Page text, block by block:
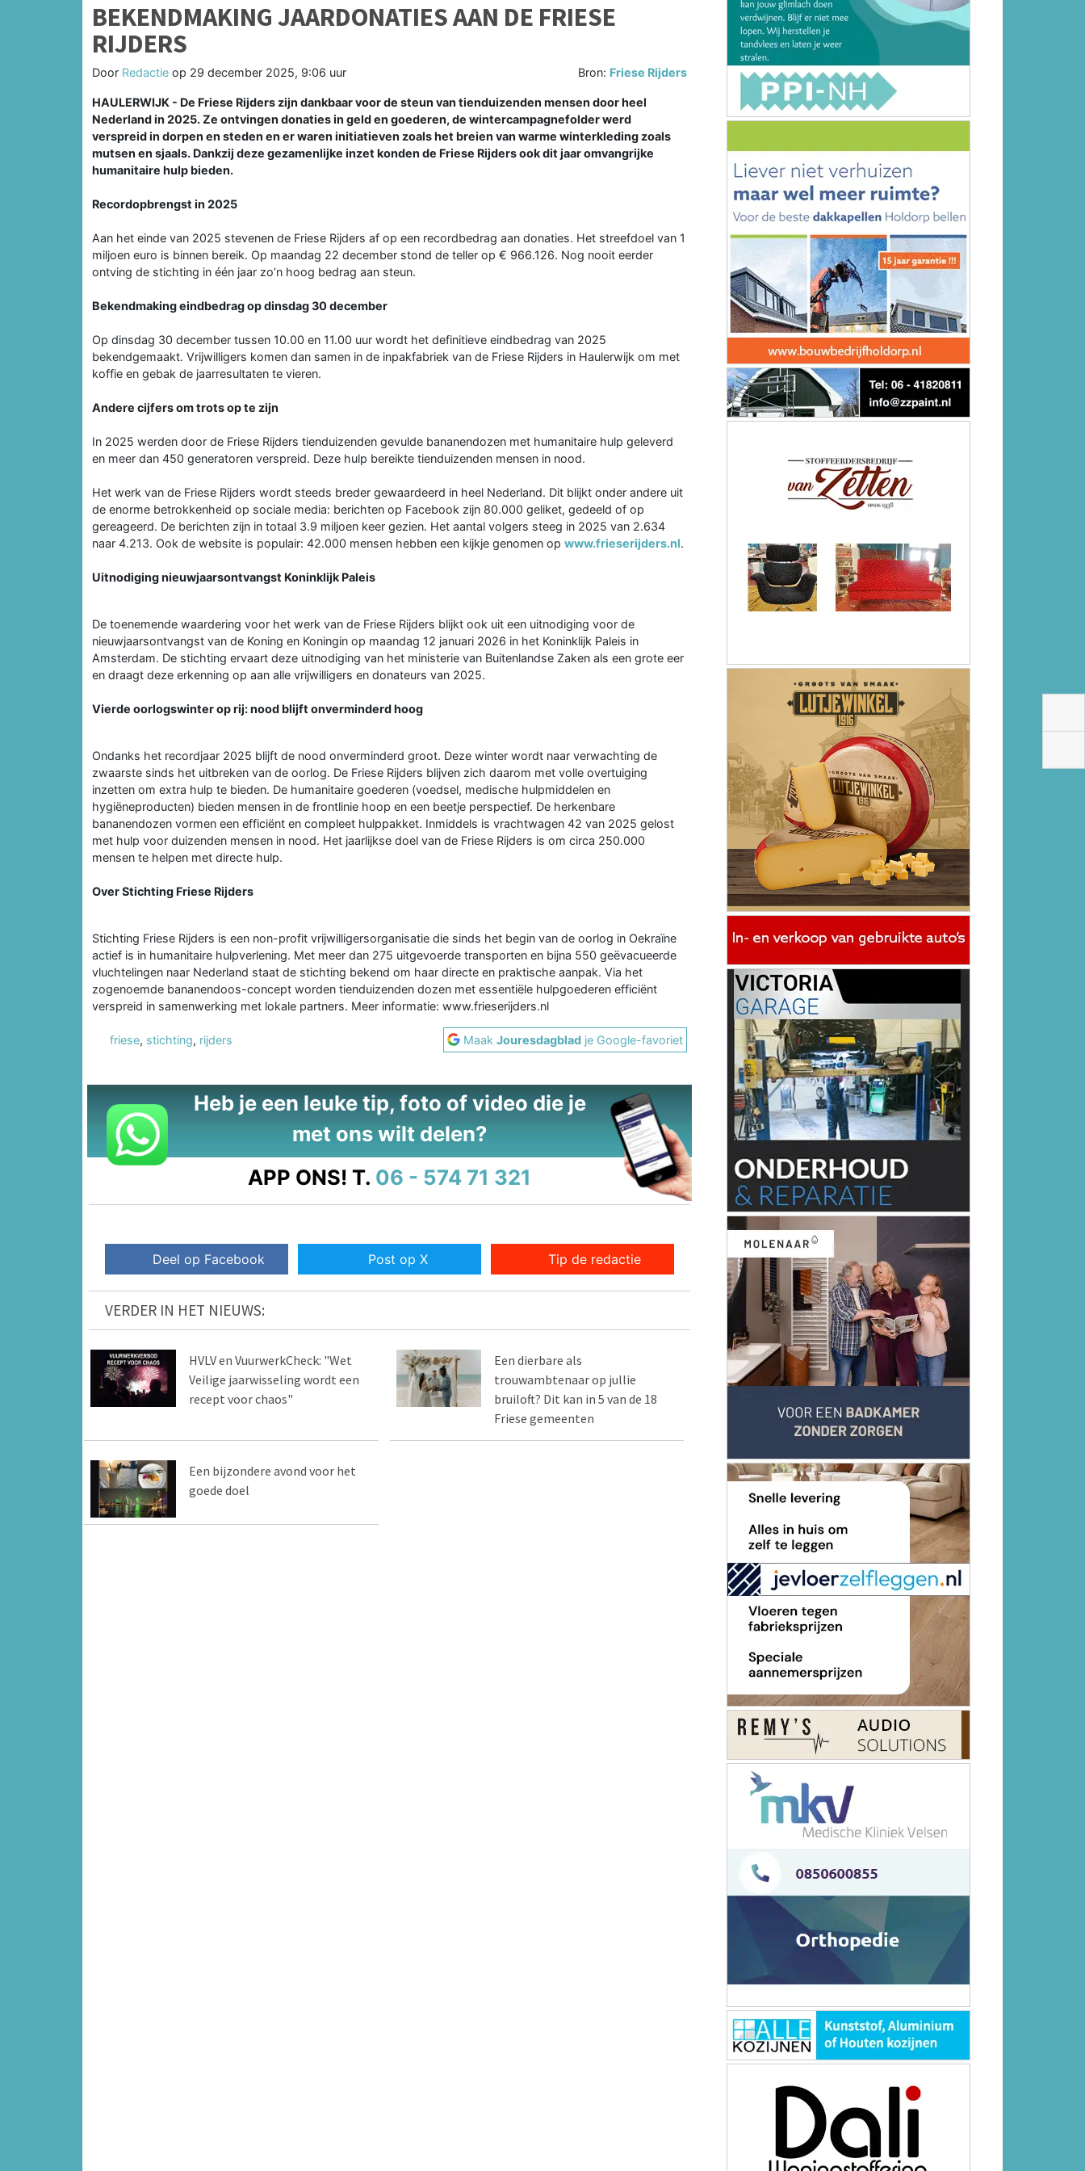
BEKENDMAKING JAARDONATIES AAN DE FRIESE
RIJDERS
Door Redactie op 29 december 2025, 9:06 uur Bron: Friese Rijders
HAULERWIJK - De Friese Rijders zijn dankbaar voor de steun van tienduizenden mensen door heel
Nederland in 2025. Ze ontvingen donaties in geld en goederen, de wintercampagnefolder werd
verspreid in dorpen en steden en er waren initiatieven zoals het breien van warme winterkleding zoals
mutsen en sjaals. Dankzij deze gezamenlijke inzet konden de Friese Rijders ook dit jaar omvangrijke
humanitaire hulp bieden.
Recordopbrengst in 2025
Aan het einde van 2025 stevenen de Friese Rijders af op een recordbedrag aan donaties. Het streefdoel van 1
miljoen euro is binnen bereik. Op maandag 22 december stond de teller op € 966.126. Nog nooit eerder
ontving de stichting in één jaar zo’n hoog bedrag aan steun.
Bekendmaking eindbedrag op dinsdag 30 december
Op dinsdag 30 december tussen 10.00 en 11.00 uur wordt het definitieve eindbedrag van 2025
bekendgemaakt. Vrijwilligers komen dan samen in de inpakfabriek van de Friese Rijders in Haulerwijk om met
koffie en gebak de jaarresultaten te vieren.
Andere cijfers om trots op te zijn
In 2025 werden door de Friese Rijders tienduizenden gevulde bananendozen met humanitaire hulp geleverd
en meer dan 450 generatoren verspreid. Deze hulp bereikte tienduizenden mensen in nood.
Het werk van de Friese Rijders wordt steeds breder gewaardeerd in heel Nederland. Dit blijkt onder andere uit
de enorme betrokkenheid op sociale media: berichten op Facebook zijn 80.000 geliket, gedeeld of op
gereageerd. De berichten zijn in totaal 3.9 miljoen keer gezien. Het aantal volgers steeg in 2025 van 2.634
naar 4.213. Ook de website is populair: 42.000 mensen hebben een kijkje genomen op www.frieserijders.nl.
Uitnodiging nieuwjaarsontvangst Koninklijk Paleis
De toenemende waardering voor het werk van de Friese Rijders blijkt ook uit een uitnodiging voor de
nieuwjaarsontvangst van de Koning en Koningin op maandag 12 januari 2026 in het Koninklijk Paleis in
Amsterdam. De stichting ervaart deze uitnodiging van het ministerie van Buitenlandse Zaken als een grote eer
en draagt deze erkenning op aan alle vrijwilligers en donateurs van 2025.
Vierde oorlogswinter op rij: nood blijft onverminderd hoog
Ondanks het recordjaar 2025 blijft de nood onverminderd groot. Deze winter wordt naar verwachting de
zwaarste sinds het uitbreken van de oorlog. De Friese Rijders blijven zich daarom met volle overtuiging
inzetten om extra hulp te bieden. De humanitaire goederen (voedsel, medische hulpmiddelen en
hygiëneproducten) bieden mensen in de frontlinie hoop en een beetje perspectief. De herkenbare
bananendozen vormen een efficiënt en compleet hulppakket. Inmiddels is vrachtwagen 42 van 2025 gelost
met hulp voor duizenden mensen in nood. Het jaarlijkse doel van de Friese Rijders is om circa 250.000
mensen te helpen met directe hulp.
Over Stichting Friese Rijders
Stichting Friese Rijders is een non-profit vrijwilligersorganisatie die sinds het begin van de oorlog in Oekraïne
actief is in humanitaire hulpverlening. Met meer dan 275 uitgevoerde transporten en bijna 550 geëvacueerde
vluchtelingen naar Nederland staat de stichting bekend om haar directe en praktische aanpak. Via het
zogenoemde bananendoos-concept worden tienduizenden dozen met essentiële hulpgoederen efficiënt
verspreid in samenwerking met lokale partners. Meer informatie: www.frieserijders.nl
friese, stichting, rijders MaakJouresdagblad je Google-favoriet
Heb je een leuke tip, foto of video die je
met ons wilt delen?
APP ONS! T. 06 - 574 71 321
Deel op Facebook Post op X Tip de redactie
VERDER IN HET NIEUWS:
HVLV en VuurwerkCheck: "Wet
Veilige jaarwisseling wordt een
recept voor chaos"
Een dierbare als
trouwambtenaar op jullie
bruiloft? Dit kan in 5 van de 18
Friese gemeenten
Een bijzondere avond voor het
goede doel